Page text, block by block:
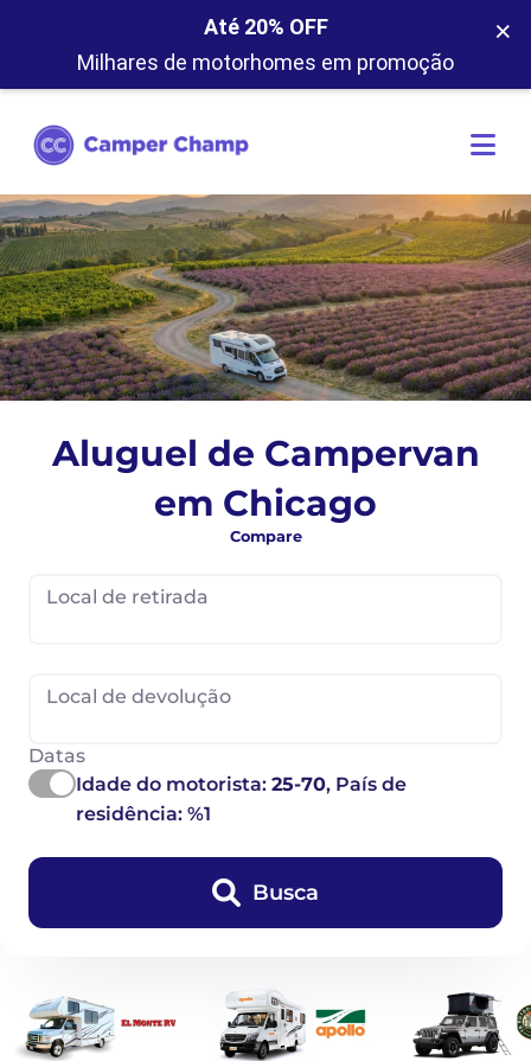
Até 20% OFF
Milhares de motorhomes em promoção
×
Aluguel de Campervan
em Chicago
Compare
Local de retirada
Local de devolução
Datas
Idade do motorista: 25-70, País de
residência: %1
Busca